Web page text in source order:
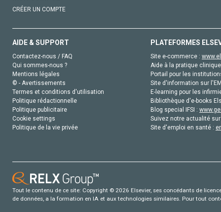
CRÉER UN COMPTE
AIDE & SUPPORT
Contactez-nous / FAQ
Qui sommes-nous ?
Mentions légales
© - Avertissements
Termes et conditions d'utilisation
Politique rédactionnelle
Politique publicitaire
Cookie settings
Politique de la vie privée
PLATEFORMES
Site e-commerce :
Aide à la pratique
Portail pour les
Site d'information sur
E-learning pour les
Bibliothèque d'e-books
Blog special IFSI :
Suivez notre actualité
Site d'emploi en santé :
Tout le contenu de ce site: Copyright © 2026 Elsevier, ses concédants de
de données, a la formation en IA et aux technologies similaires. Pour tout